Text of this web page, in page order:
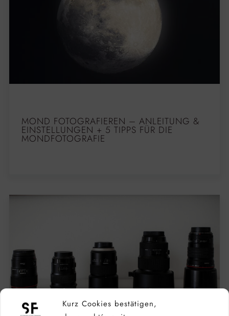
Kurz Cookies bestätigen,
MOND FOTOGRAFIEREN – ANLEITUNG &
EINSTELLUNGEN + 5 TIPPS FÜR DIE
MONDFOTOGRAFIE